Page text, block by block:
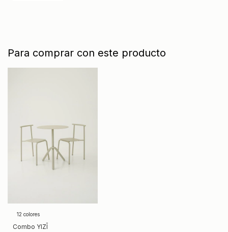
Para comprar con este producto
12 colores
Combo YIZĪ